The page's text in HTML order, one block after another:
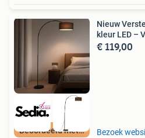
Beoordeeld met 9+
Nieuw
kleur LED –
€ 119,00
Bezoek